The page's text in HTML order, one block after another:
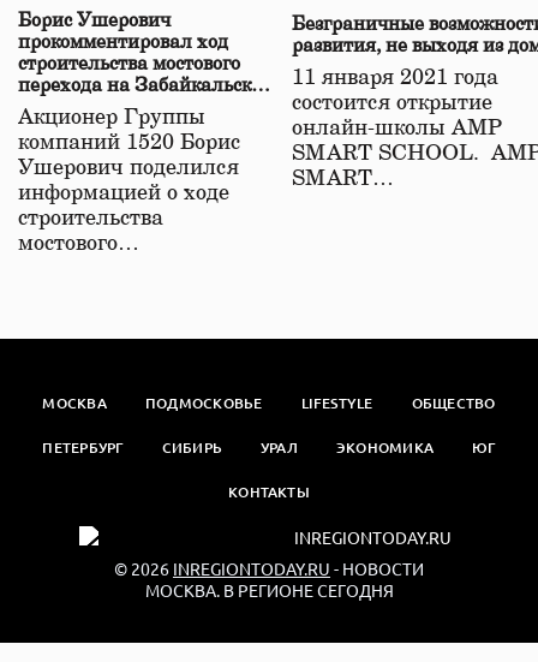
Борис Ушерович
прокомментировал ход
строительства мостового
перехода на Забайкальской
железной дороге
Акционер Группы
компаний 1520 Борис
Ушерович поделился
информацией о ходе
строительства
мостового…
Безграничные
развития, не выходя из
11 января 2021 года
состоится открытие
онлайн-школы АМР
SMART SCHOOL.
SMART…
МОСКВА ПОДМОСКОВЬЕ LIFESTYLE ОБЩЕСТВО
ПЕТЕРБУРГ СИБИРЬ УРАЛ ЭКОНОМИКА ЮГ
КОНТАКТЫ
© 2026 INREGIONTODAY.RU - НОВОСТИ
МОСКВА. В РЕГИОНЕ СЕГОДНЯ